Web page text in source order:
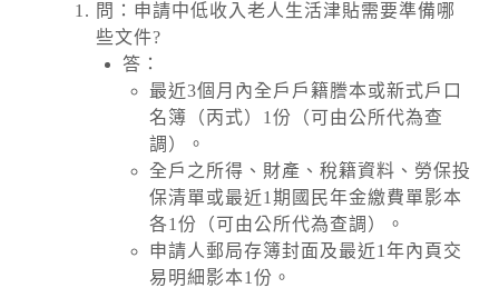
問：申請中低收入老人生活津貼需要準備哪
些文件?
答：
最近3個月內全戶戶籍謄本或新式戶口
名簿（丙式）1份（可由公所代為查
調）。
全戶之所得、財產、稅籍資料、勞保投
保清單或最近1期國民年金繳費單影本
各1份（可由公所代為查調）。
申請人郵局存簿封面及最近1年內頁交
易明細影本1份。